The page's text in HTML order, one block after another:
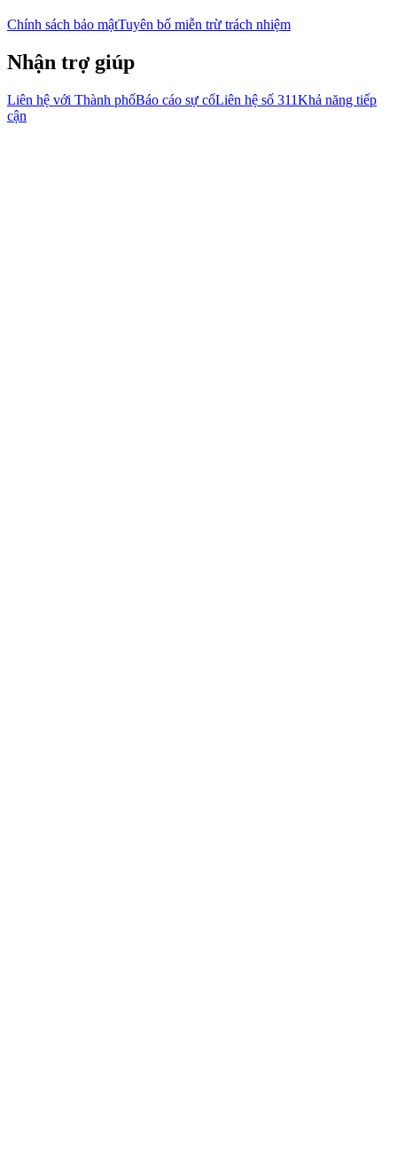
Chính sách bảo mậtTuyên bố miễn trừ trách nhiệm
Nhận trợ giúp
Liên hệ với Thành phốBáo cáo sự cốLiên hệ số 311Khả năng tiếp
cận